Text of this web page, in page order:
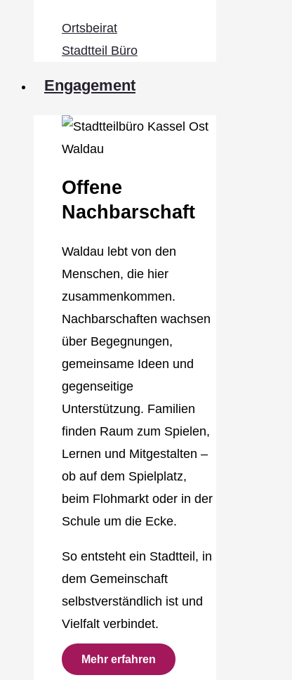
Ortsbeirat
Stadtteil Büro
Engagement
Offene
Nachbarschaft
Waldau lebt von den
Menschen, die hier
zusammenkommen.
Nachbarschaften wachsen
über Begegnungen,
gemeinsame Ideen und
gegenseitige
Unterstützung. Familien
finden Raum zum Spielen,
Lernen und Mitgestalten –
ob auf dem Spielplatz,
beim Flohmarkt oder in der
Schule um die Ecke.
So entsteht ein Stadtteil, in
dem Gemeinschaft
selbstverständlich ist und
Vielfalt verbindet.
Mehr erfahren